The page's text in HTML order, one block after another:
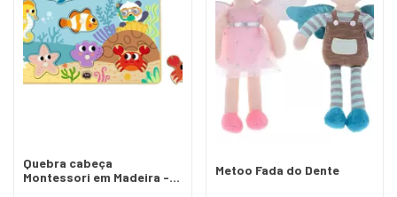
Quebra cabeça
Montessori em Madeira -
Metoo Fada do Dente